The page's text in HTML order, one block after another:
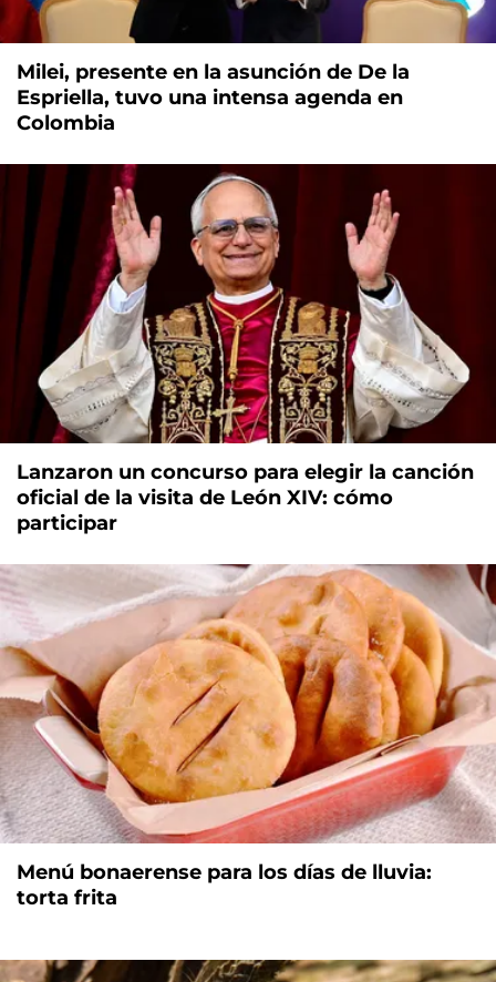
Milei, presente en la asunción de De la
Espriella, tuvo una intensa agenda en
Colombia
Lanzaron un concurso para elegir la canción
oficial de la visita de León XIV: cómo
participar
Menú bonaerense para los días de lluvia:
torta frita